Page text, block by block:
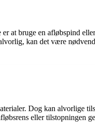
at bruge en afløbspind
kan det være
Dog kan alvorlige
eller tilstopningen